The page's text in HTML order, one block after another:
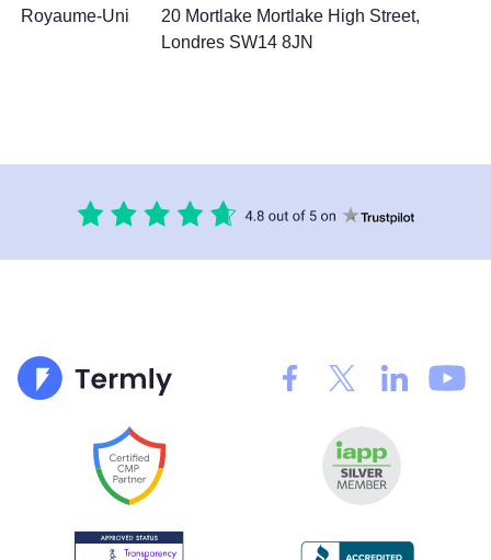
Royaume-Uni
20 Mortlake Mortlake High Street,
Londres SW14 8JN